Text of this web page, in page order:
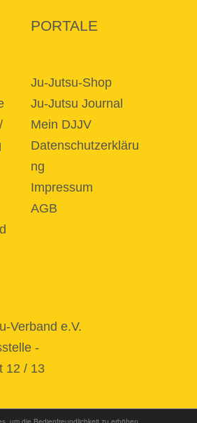
PORTALE
Ju-Jutsu-Shop
Ju-Jutsu Journal
Mein DJJV
Datenschutzerkläru
ng
Impressum
AGB
Verband e.V.
-
12 / 13